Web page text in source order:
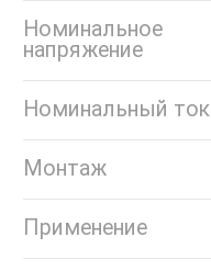
Номинальное
напряжение
Номинальный ток
Монтаж
Применение